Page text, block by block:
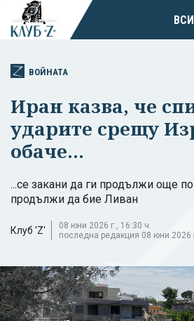
ВОЙНАТА
Иран казва, че
ударите срещу
обаче...
...се закани да ги продължи още
продължи да бие Ливан
Клуб 'Z'
08 юни 2026 г., 16:30 ч.
последна редакция 08 юни 2026